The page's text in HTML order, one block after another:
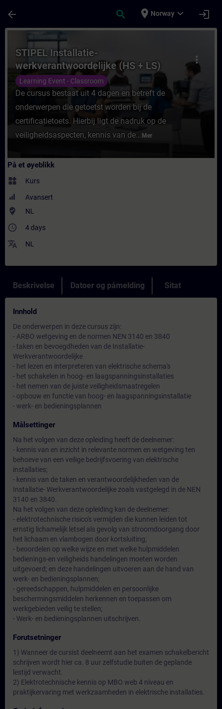
arrow_back search place Norway expand_more login
Kurs - STIPEL Installatie-
more_vert
STIPEL Installatie-
werkverantwoordelijke (HS + LS)
(herhaling) ****
Learning Event - Classroom
De cursus bestaat uit 4 dagen en betreft de
onderwerpen die getoetst worden bij de
certificatietoets. Hierbij ligt de nadruk op de
veiligheidsaspecten, kennis van de... Mer
På et øyeblikk
widgets Kurs
Avansert
where_to_vote NL
access_time 4 days
translate NL
Beskrivelse Datoer og påmelding Sitat
Innhold
De onderwerpen in deze cursus zijn:
- ARBO wetgeving en de normen NEN 3140 en 3840
- taken en bevoegdheden van de Installatie-
Werkverantwoordelijke
- het lezen en interpreteren van elektrische schema's
- het schakelen in hoog- en laagspanningsinstallaties
- het nemen van de juiste veiligheidsmaatregelen
- opbouw en functie van hoog- en laagspanningsinstallatie
- werk- en bedieningsplannen
Målsettinger
Na het volgen van deze opleiding heeft de deelnemer:
- kennis van en inzicht in relevante normen en wetgeving ten
behoeve van een veilige bedrijfsvoering van elektrische
installaties;
- kennis van de taken en verantwoordelijkheden van de
Installatie- Werkverantwoordelijke zoals vastgelegd in de NEN
3140 en 3840.
Na het volgen van deze opleiding kan de deelnemer:
- elektrotechnische risico's vermijden die kunnen leiden tot
ernstig lichamelijk letsel als gevolg van stroomdoorgang door
het lichaam en vlambogen door kortsluiting;
- beoordelen op welke wijze en met welke hulpmiddelen
bedienings-en veiligheids handelingen moeten worden
uitgevoerd; en deze handelingen uitvoeren aan de hand van
werk- en bedieningsplannen;
- gereedschappen, hulpmiddelen en persoonlijke
beschermingsmiddelen herkennen en toepassen om
werkgebieden veilig te stellen;
- Werk- en bedieningsplannen uitschrijven.
Forutsetninger
1) Wanneer de cursist deelneemt aan het examen schakelbericht
schrijven wordt hier ca. 8 uur zelfstudie buiten de geplande
lestijd verwacht.
2) Elektrotechnische kennis op MBO web 4 niveau en
praktijkervaring met werkzaamheden in elektrische installaties.